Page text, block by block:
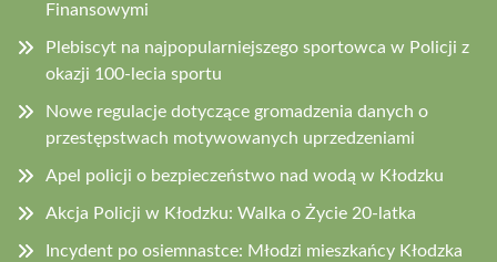
Finansowymi
Plebiscyt na najpopularniejszego sportowca w Policji z
okazji 100-lecia sportu
Nowe regulacje dotyczące gromadzenia danych o
przestępstwach motywowanych uprzedzeniami
Apel policji o bezpieczeństwo nad wodą w Kłodzku
Akcja Policji w Kłodzku: Walka o Życie 20-latka
Incydent po osiemnastce: Młodzi mieszkańcy Kłodzka